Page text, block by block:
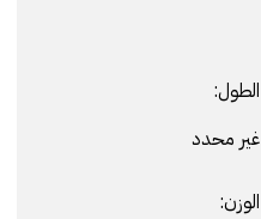
الطول:
غير محدد
الوزن: